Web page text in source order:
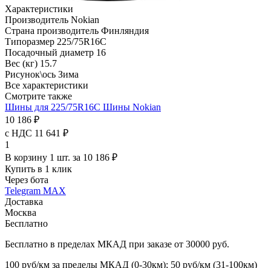
Характеристики
Производитель Nokian
Страна производитель Финляндия
Типоразмер 225/75R16C
Посадочный диаметр 16
Вес (кг) 15.7
Рисунок\ось Зима
Все характеристики
Смотрите также
Шины для 225/75R16C Шины Nokian
10 186 ₽
с НДС 11 641 ₽
1
В корзину 1 шт. за 10 186 ₽
Купить в 1 клик
Через бота
Telegram MAX
Доставка
Москва
Бесплатно
Бесплатно в пределах МКАД при заказе от 30000 руб.
100 руб/км за пределы МКАД (0-30км); 50 руб/км (31-100км)